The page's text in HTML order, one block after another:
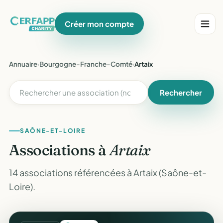
Créer mon compte
Annuaire›Bourgogne-Franche-Comté›Artaix
Rechercher
SAÔNE-ET-LOIRE
Associations àArtaix
14 associations référencées à Artaix (Saône-et-
Loire).